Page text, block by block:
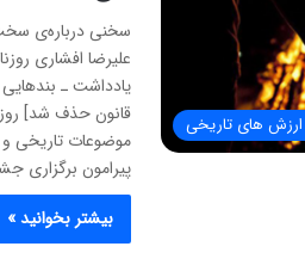
ارزش های تاریخی
سخنی درباره‌ی
علیرضا افشاری
یادداشت ـ بندهایی
موضوعات تاریخی
پیرامون برگزاری
بیشتر بخوانید »